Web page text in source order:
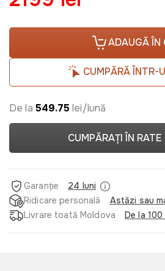
ADAUGĂ ÎN
CUMPĂRĂ ÎNTR-
De la 549.75 lei/lună
CUMPĂRAȚI ÎN
Garanție
24 luni
Ridicare personală
Astăzi sau
Livrare toată Moldova
De la 100